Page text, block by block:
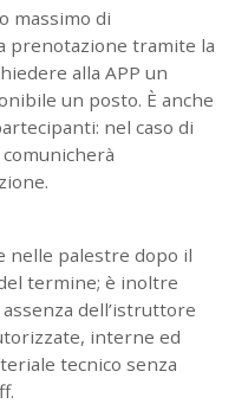
massimo di
prenotazione tramite la
alla APP un
un posto. È anche
nel caso di
nelle palestre dopo il
termine; è inoltre
dell’istruttore
interne ed
tecnico senza